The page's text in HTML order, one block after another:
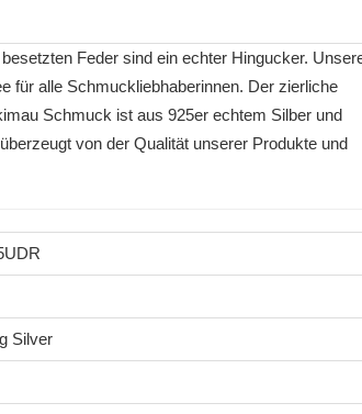
Feder sind ein echter Hingucker.
für alle Schmuckliebhaberinnen. Der zierliche
Schmuck ist aus 925er echtem Silber und
von der Qualität unserer Produkte und
Silver